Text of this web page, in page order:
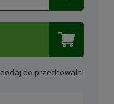
dodaj do przechowalni